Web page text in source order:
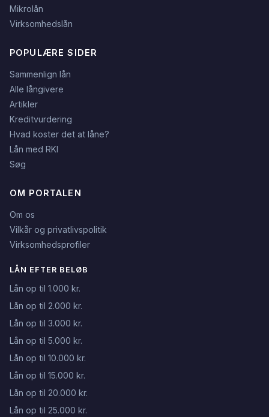
Mikrolån
Virksomhedslån
POPULÆRE SIDER
Sammenlign lån
Alle långivere
Artikler
Kreditvurdering
Hvad koster det at låne?
Lån med RKI
Søg
OM PORTALEN
Om os
Vilkår og privatlivspolitik
Virksomhedsprofiler
LÅN EFTER BELØB
Lån op til 1.000 kr.
Lån op til 2.000 kr.
Lån op til 3.000 kr.
Lån op til 5.000 kr.
Lån op til 10.000 kr.
Lån op til 15.000 kr.
Lån op til 20.000 kr.
Lån op til 25.000 kr.